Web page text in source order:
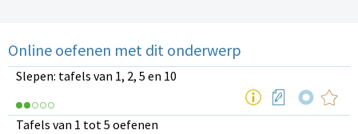
Online oefenen met dit onderwerp
Slepen: tafels van 1, 2, 5 en 10
Tafels van 1 tot 5 oefenen